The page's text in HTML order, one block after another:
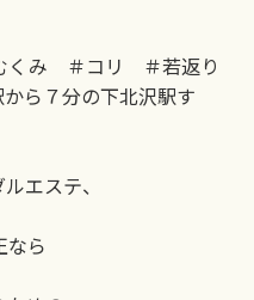
くみ ＃コリ ＃若返り
ら７分の下北沢駅す
エステ、
なら